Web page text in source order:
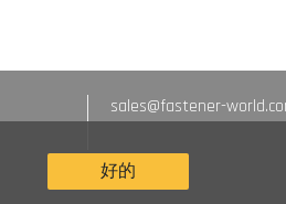
好的
sales@fastener-